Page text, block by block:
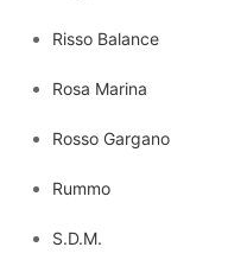
Risso Balance
Rosa Marina
Rosso Gargano
Rummo
S.D.M.